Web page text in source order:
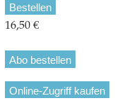
Bestellen
16,50 €
Abo bestellen
Online-Zugriff kaufen